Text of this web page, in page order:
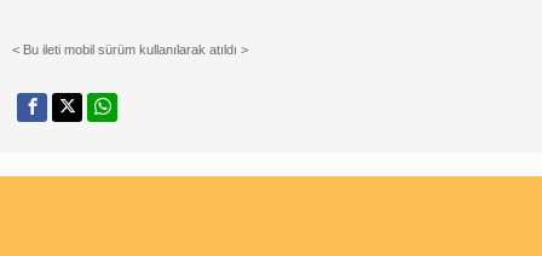
< Bu ileti mobil sürüm kullanılarak atıldı >